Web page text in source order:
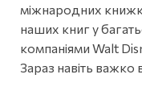
міжнародних
наших книг у
компаніями Walt
Зараз навіть важко